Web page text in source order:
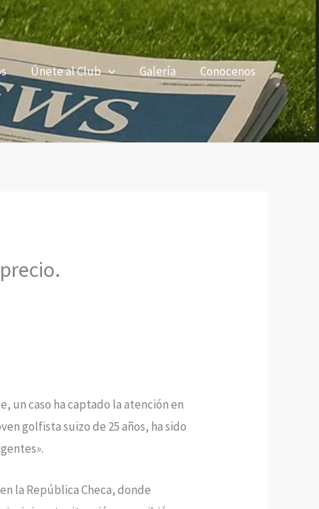
Únete al Club Galería Conocenos
un caso ha captado la atención en
golfista suizo de 25 años, ha sido
la República Checa, donde